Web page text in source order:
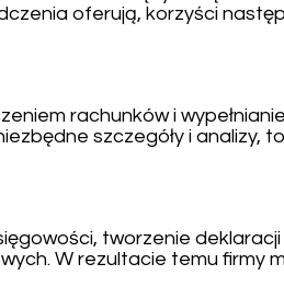
oferują, korzyści
rachunków i
szczegóły i analizy,
tworzenie
W rezultacie temu firmy